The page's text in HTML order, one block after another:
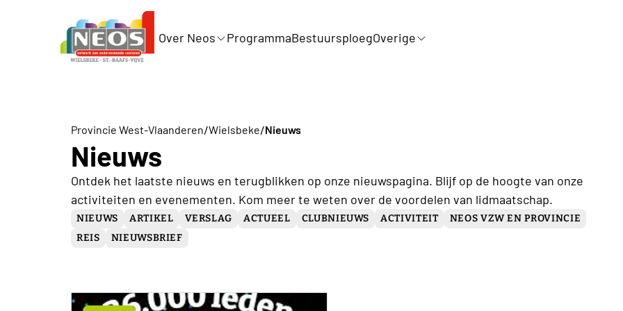
Over Neos ProgrammaBestuursploegOverige
Provincie West-Vlaanderen/Wielsbeke/Nieuws
Nieuws
Ontdek het laatste nieuws en terugblikken op onze nieuwspagina. Blijf op de hoogte van onze
activiteiten en evenementen. Kom meer te weten over de voordelen van lidmaatschap.
NIEUWS ARTIKEL VERSLAG ACTUEEL CLUBNIEUWS ACTIVITEIT
NEOS VZW EN PROVINCIE
REIS
NIEUWSBRIEF